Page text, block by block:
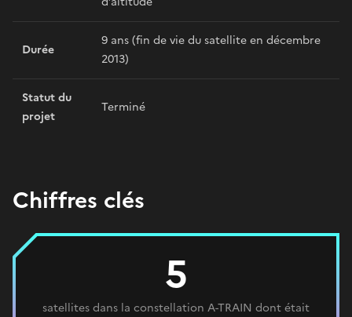
Durée
9 ans (fin de vie du satellite en décembre
2013)
Statut du
projet
Terminé
Chiffres clés
5
satellites dans la constellation A-TRAIN dont était